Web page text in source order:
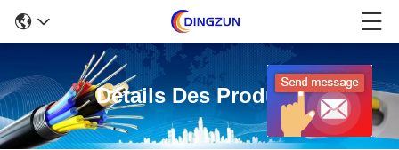
Détails Des Produits